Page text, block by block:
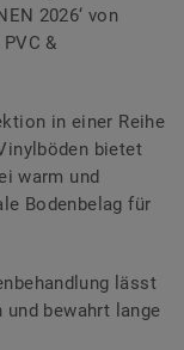
2026‘ von
&
in einer Reihe
bietet
warm und
Bodenbelag für
lässt
bewahrt lange